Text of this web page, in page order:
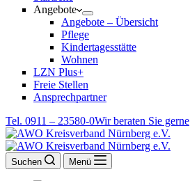
Angebote
Angebote – Übersicht
Pflege
Kindertagesstätte
Wohnen
LZN Plus+
Freie Stellen
Ansprechpartner
Tel. 0911 – 23580-0Wir beraten Sie gerne
Suchen Menü